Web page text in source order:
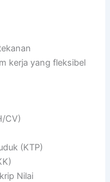
kerja yang fleksibel
CV)
(KTP)
Nilai